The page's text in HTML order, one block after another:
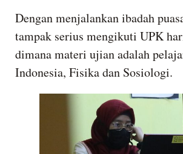
Dengan menjalankan ibadah
tampak serius mengikuti UPK
dimana materi ujian adalah
Indonesia, Fisika dan Sosiologi.